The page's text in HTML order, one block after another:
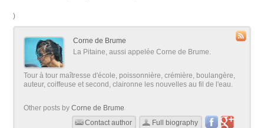
)
Corne de Brume
La Pitaine, aussi appelée Corne de Brume.
Tour à tour maîtresse d'école, poissonnière, crémière, boulangère,
auteur, coiffeuse et second, claironne les nouvelles au fil de l'eau.
Other posts byCorne de Brume
Contact author
Full biography